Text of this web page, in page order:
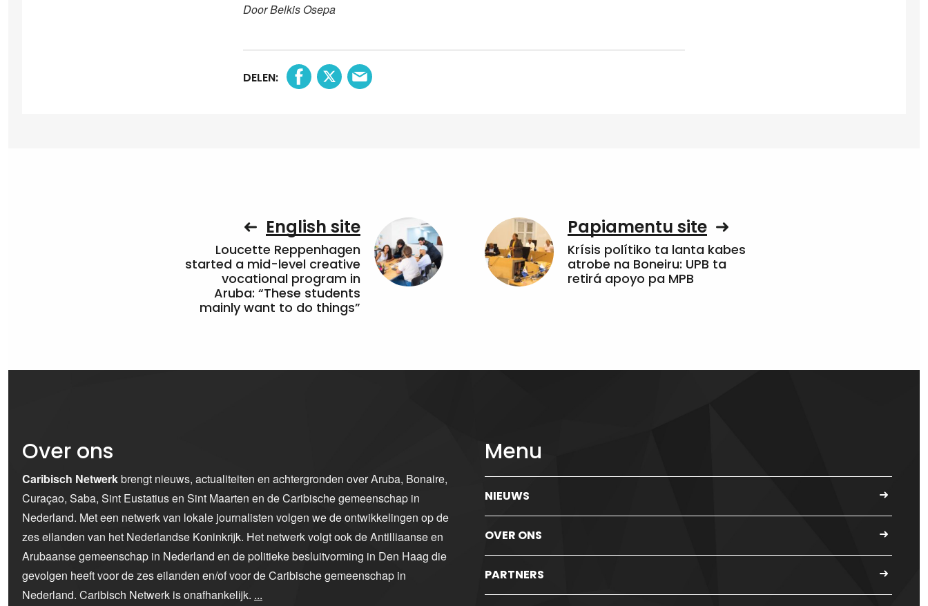
Door Belkis Osepa
DELEN:
English site
Loucette Reppenhagen
started a mid-level creative
vocational program in
Aruba: “These students
mainly want to do things”
Papiamentu site
Krísis polítiko ta lanta kabes
atrobe na Boneiru: UPB ta
retirá apoyo pa MPB
Over ons
Caribisch Netwerkbrengt nieuws, actualiteiten en achtergronden over Aruba, Bonaire,
Curaçao, Saba, Sint Eustatius en Sint Maarten en de Caribische gemeenschap in
Nederland. Met een netwerk van lokale journalisten volgen we de ontwikkelingen op de
zes eilanden van het Nederlandse Koninkrijk. Het netwerk volgt ook de Antilliaanse en
Arubaanse gemeenschap in Nederland en de politieke besluitvorming in Den Haag die
gevolgen heeft voor de zes eilanden en/of voor de Caribische gemeenschap in
Nederland. Caribisch Netwerk is onafhankelijk. ...
Menu
NIEUWS
OVER ONS
PARTNERS